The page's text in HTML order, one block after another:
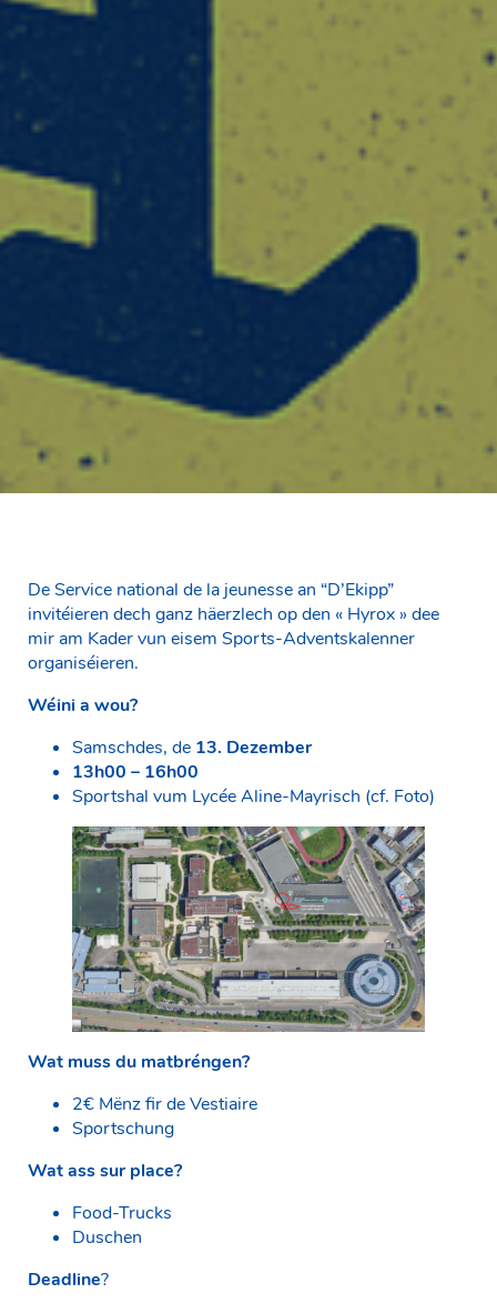
De Service national de la jeunesse an “D’Ekipp”
invitéieren dech ganz häerzlech op den « Hyrox » dee
mir am Kader vun eisem Sports-Adventskalenner
organiséieren.
Wéini a wou?
Samschdes, de 13. Dezember
13h00 – 16h00
Sportshal vum Lycée Aline-Mayrisch (cf. Foto)
Wat muss du matbréngen?
2€ Mënz fir de Vestiaire
Sportschung
Wat ass sur place?
Food-Trucks
Duschen
Deadline?